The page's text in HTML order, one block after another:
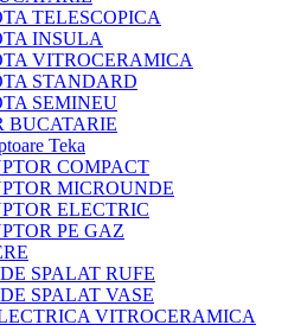
TELESCOPICA
INSULA
VITROCERAMICA
STANDARD
SEMINEU
BUCATARIE
Teka
COMPACT
MICROUNDE
ELECTRIC
PE GAZ
SPALAT RUFE
SPALAT VASE
VITROCERAMICA